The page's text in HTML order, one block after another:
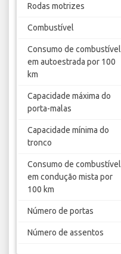
Rodas motrizes
Combustível
Consumo de combustível
em autoestrada por 100
km
Capacidade máxima do
porta-malas
Capacidade mínima do
tronco
Consumo de combustível
em condução mista por
100 km
Número de portas
Número de assentos